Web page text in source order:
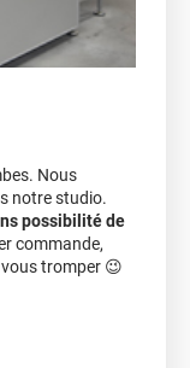
Nous
notre studio.
possibilité de
commande,
tromper 😉